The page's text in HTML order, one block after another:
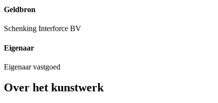
Geldbron
Schenking Interforce BV
Eigenaar
Eigenaar vastgoed
Over het kunstwerk